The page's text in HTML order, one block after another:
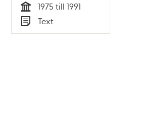
Tid
1975 till 1991
Typ
Text